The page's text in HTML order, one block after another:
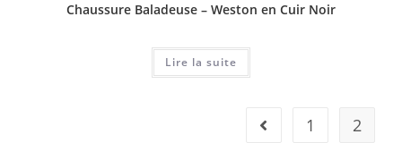
Chaussure Baladeuse – Weston en Cuir Noir
Lire la suite
1 2